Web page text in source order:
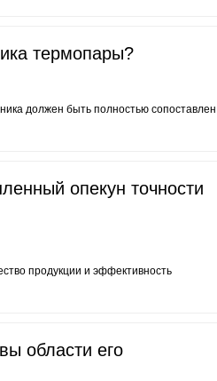
термопары?
должен быть полностью сопоставлен
опекун точности
продукции и эффективность
области его